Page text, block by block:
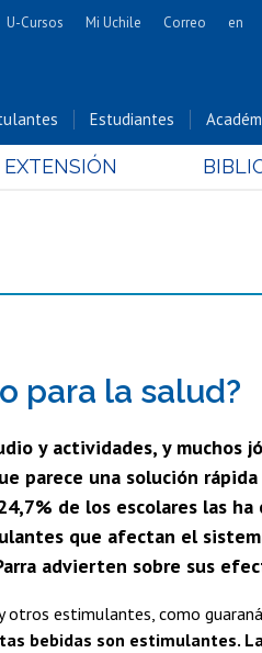
Cs. Forestales
Cs.
en Educación
de
U-Cursos Mi Uchile Correo en
Estudiantes
EXTENSIÓN
para la salud?
y actividades, y muchos
parece una solución
de los escolares las
que afectan el
advierten sobre sus
otros estimulantes, como guaraná,
bebidas son estimulantes. La